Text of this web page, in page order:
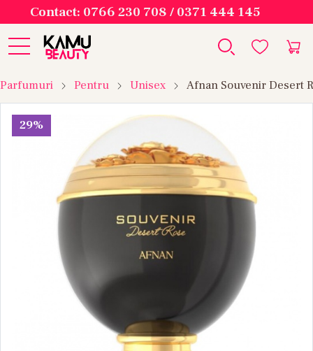
Contact: 0766 230 708 / 0371 444 145
Parfumuri Pentru Unisex Afnan Souvenir Desert
29%